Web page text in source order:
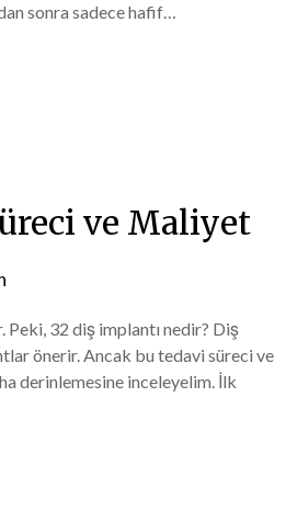
sonra sadece hafif…
ve Maliyet
Peki, 32 diş implantı nedir? Diş
önerir. Ancak bu tedavi süreci ve
derinlemesine inceleyelim. İlk